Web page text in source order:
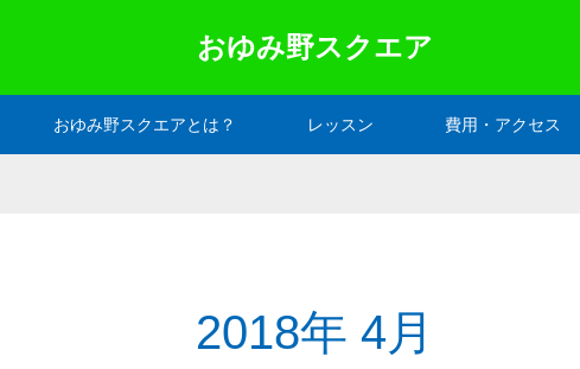
おゆみ野スクエア
おゆみ野スクエアとは？ レッスン 費用・アクセス
2018年 4月